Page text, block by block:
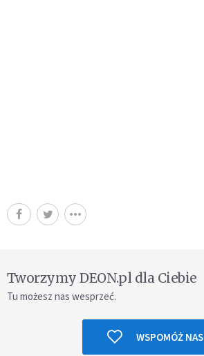
Tworzymy DEON.pl dla Ciebie
Tu możesz nas wesprzeć.
WSPOMÓŻ NAS